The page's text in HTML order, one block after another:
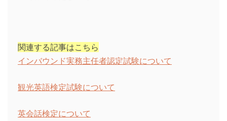
関連する記事はこちら
インバウンド実務主任者認定試験について
観光英語検定試験について
英会話検定について